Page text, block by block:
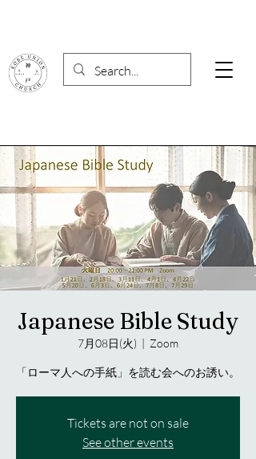
Japanese Bible Study
7月08日(火)
  |
Zoom
「ローマ人への手紙」を読む会へのお誘い。
Tickets are not on sale
See other events